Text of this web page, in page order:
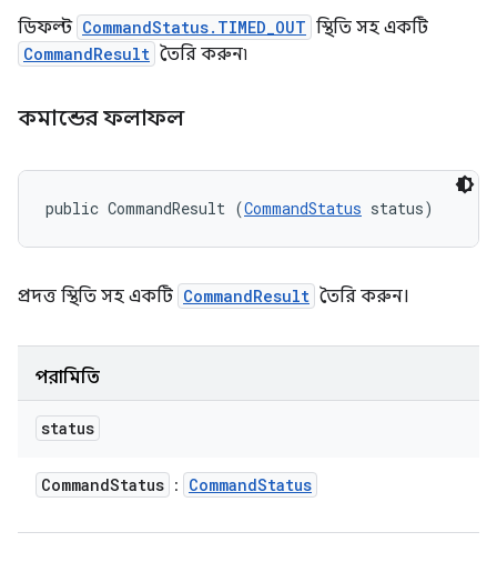
ডিফল্ট CommandStatus.TIMED_OUT স্থিতি সহ একটি
CommandResult তৈরি করুন৷
কমান্ডের ফলাফল
public CommandResult (CommandStatus status)
প্রদত্ত স্থিতি সহ একটি CommandResult তৈরি করুন।
পরামিতি
status
CommandStatus : CommandStatus